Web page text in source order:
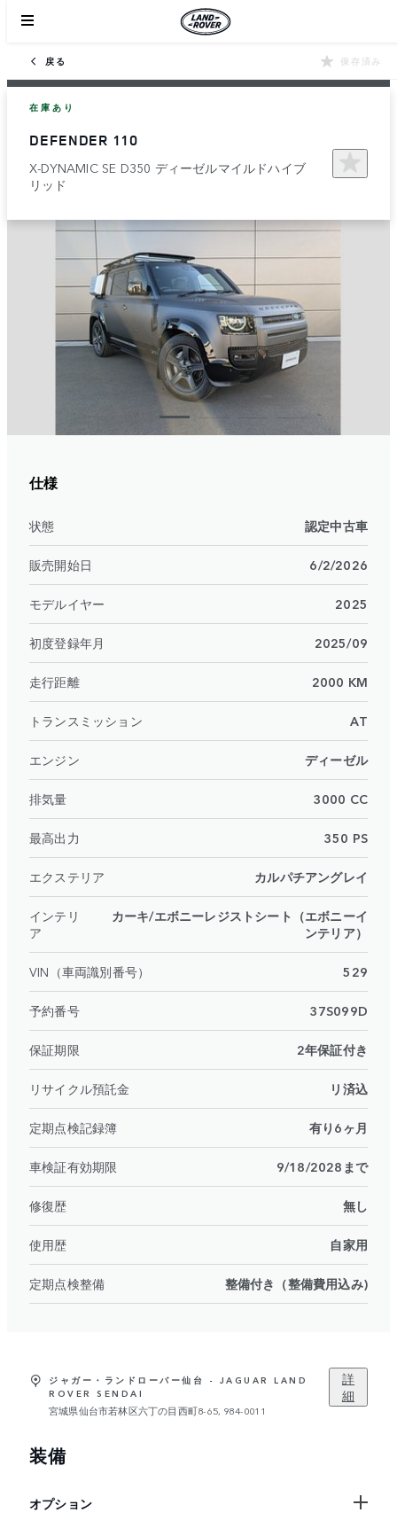
戻る 保存済み
在庫あり
DEFENDER 110
X-DYNAMIC SE D350 ディーゼルマイルドハイブ
リッド
仕様
状態 認定中古車
販売開始日 6/2/2026
モデルイヤー 2025
初度登録年月 2025/09
走行距離 2000 KM
トランスミッション AT
エンジン ディーゼル
排気量 3000 CC
最高出力 350 PS
エクステリア カルパチアングレイ
インテリ
ア
カーキ/エボニーレジストシート（エボニーイ
ンテリア）
VIN（車両識別番号） 529
予約番号 37S099D
保証期限 2年保証付き
リサイクル預託金 リ済込
定期点検記録簿 有り6ヶ月
車検証有効期限 9/18/2028まで
修復歴 無し
使用歴 自家用
定期点検整備 整備付き（整備費用込み)
ジャガー・ランドローバー仙台 - JAGUAR LAND
ROVER SENDAI
宮城県仙台市若林区六丁の目西町8-65, 984-0011
詳
細
装備
オプション